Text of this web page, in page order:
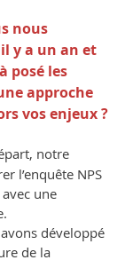
nous
y a un an et
posé les
approche
vos enjeux ?
notre
l’enquête NPS
une
développé
de la